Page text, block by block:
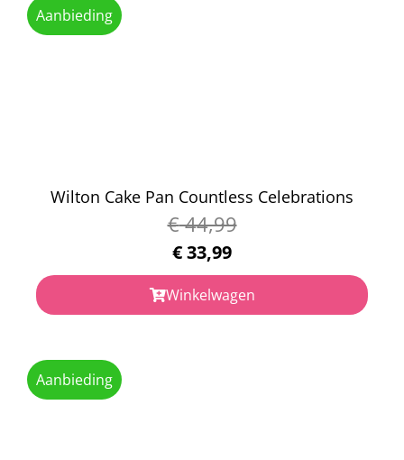
Aanbieding
Wilton Cake Pan Countless Celebrations
€44,99
€33,99
Winkelwagen
Aanbieding